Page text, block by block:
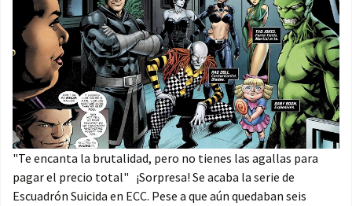
"Te encanta la brutalidad, pero no tienes las agallas para
pagar el precio total" ¡Sorpresa! Se acaba la serie de
Escuadrón Suicida en ECC. Pese a que aún quedaban seis